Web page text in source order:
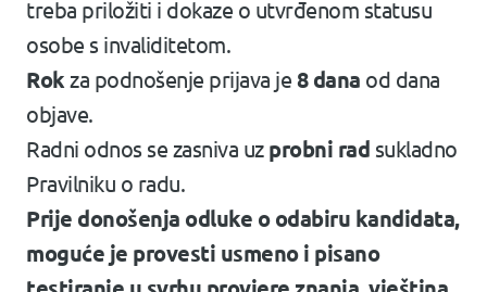
treba priložiti i dokaze o utvrđenom statusu
osobe s invaliditetom.
Rok za podnošenje prijava je 8 dana od dana
objave.
Radni odnos se zasniva uz probni rad sukladno
Pravilniku o radu.
Prije donošenja odluke o odabiru kandidata,
moguće je provesti usmeno i pisano